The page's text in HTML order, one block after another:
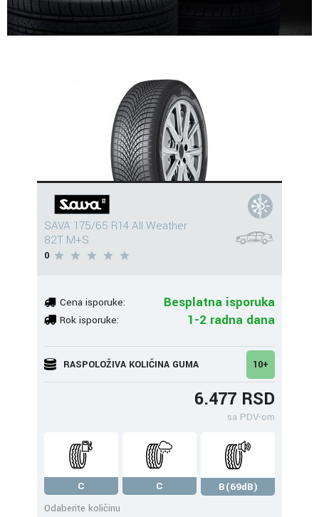
SAVA 175/65 R14 All Weather
82T M+S
0
Cena isporuke: Besplatna isporuka
Rok isporuke: 1-2 radna dana
RASPOLOŽIVA KOLIČINA GUMA 10+
6.477 RSD
sa PDV-om
C C
B(69dB)
Odaberite količinu